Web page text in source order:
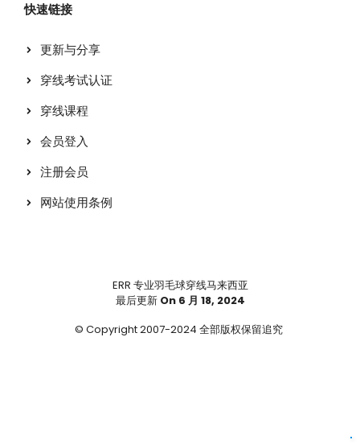
快速链接
更新与分享
穿线考试认证
穿线课程
会员登入
注册会员
网站使用条例
ERR 专业羽毛球穿线马来西亚
最后更新 On 6 月 18, 2024
© Copyright 2007-2024 全部版权保留追究